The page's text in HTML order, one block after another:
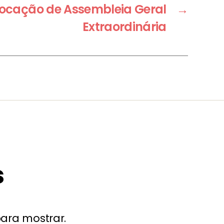
→
de Assembleia Geral
Extraordinária
mostrar.